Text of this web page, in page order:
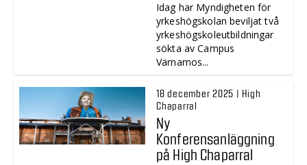
Idag har Myndigheten för
yrkeshögskolan beviljat två
yrkeshögskoleutbildningar
sökta av Campus
Värnamos...
18 december 2025 | High
Chaparral
Ny
Konferensanläggning
på High Chaparral